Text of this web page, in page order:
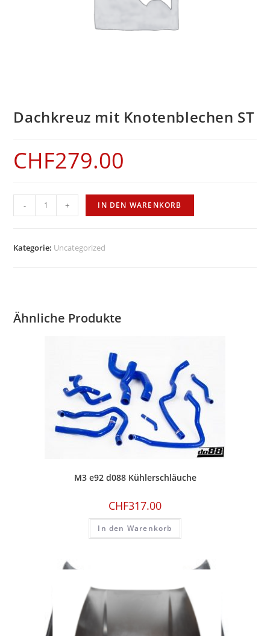
Dachkreuz mit Knotenblechen ST
CHF279.00
Dachkreuz
mit
ST
- + IN DEN WARENKORB
Kategorie: Uncategorized
Ähnliche Produkte
M3 e92 d088 Kühlerschläuche
CHF317.00
In den Warenkorb